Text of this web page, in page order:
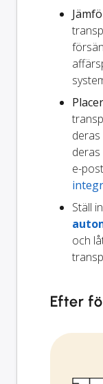
deras
e-
Ställ
och
Efter